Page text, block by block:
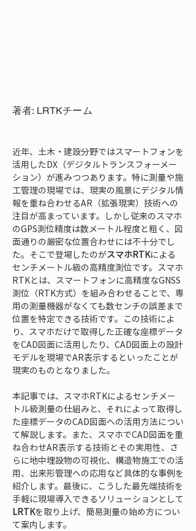
著者: LRTKチーム
近年、土木・建設分野ではスマートフォンを
活用したDX（デジタルトランスフォーメー
ション）が進みつつあります。特に測量や施
工管理の現場では、現実の風景にデジタル情
報を重ね合わせるAR（拡張現実）技術への
注目が高まっています。しかし従来のスマホ
のGPS測位精度は数メートル程度と粗く、図
面通りの厳密な位置合わせには不十分でし
た。そこで登場したのがスマホRTKによる
センチメートル級の高精度測位です。スマホ
RTKとは、スマートフォンに高精度なGNSS
測位（RTK方式）を組み合わせることで、専
用の測量機器がなくても数センチの誤差まで
位置を特定できる技術です。この技術によ
り、スマホだけで取得した正確な座標データ
をCAD図面に活用したり、CAD図面上の設計
モデルを現場でAR表示するといったことが
現実のものとなりました。
本記事では、スマホRTKによるセンチメー
トル級測量の仕組みと、それによって取得し
た座標データのCAD図面への活用方法につい
て解説します。また、スマホでCAD図面を重
ね合わせAR表示する技術とその実用性、さ
らに地中埋設物の可視化、構造物施工での活
用、出来形管理への応用など具体的な事例を
紹介します。最後に、こうした最先端技術を
手軽に現場導入できるソリューションとして
LRTKを取り上げ、簡易測量の始め方につい
て案内します。